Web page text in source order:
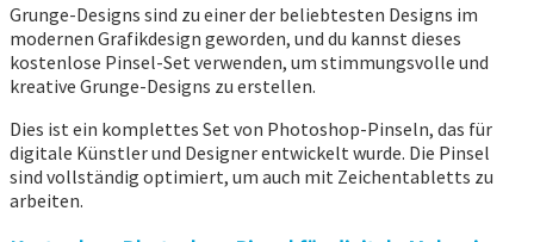
Grunge-Designs sind zu einer der beliebtesten Designs im
modernen Grafikdesign geworden, und du kannst dieses
kostenlose Pinsel-Set verwenden, um stimmungsvolle und
kreative Grunge-Designs zu erstellen.
Dies ist ein komplettes Set von Photoshop-Pinseln, das für
digitale Künstler und Designer entwickelt wurde. Die Pinsel
sind vollständig optimiert, um auch mit Zeichentabletts zu
arbeiten.